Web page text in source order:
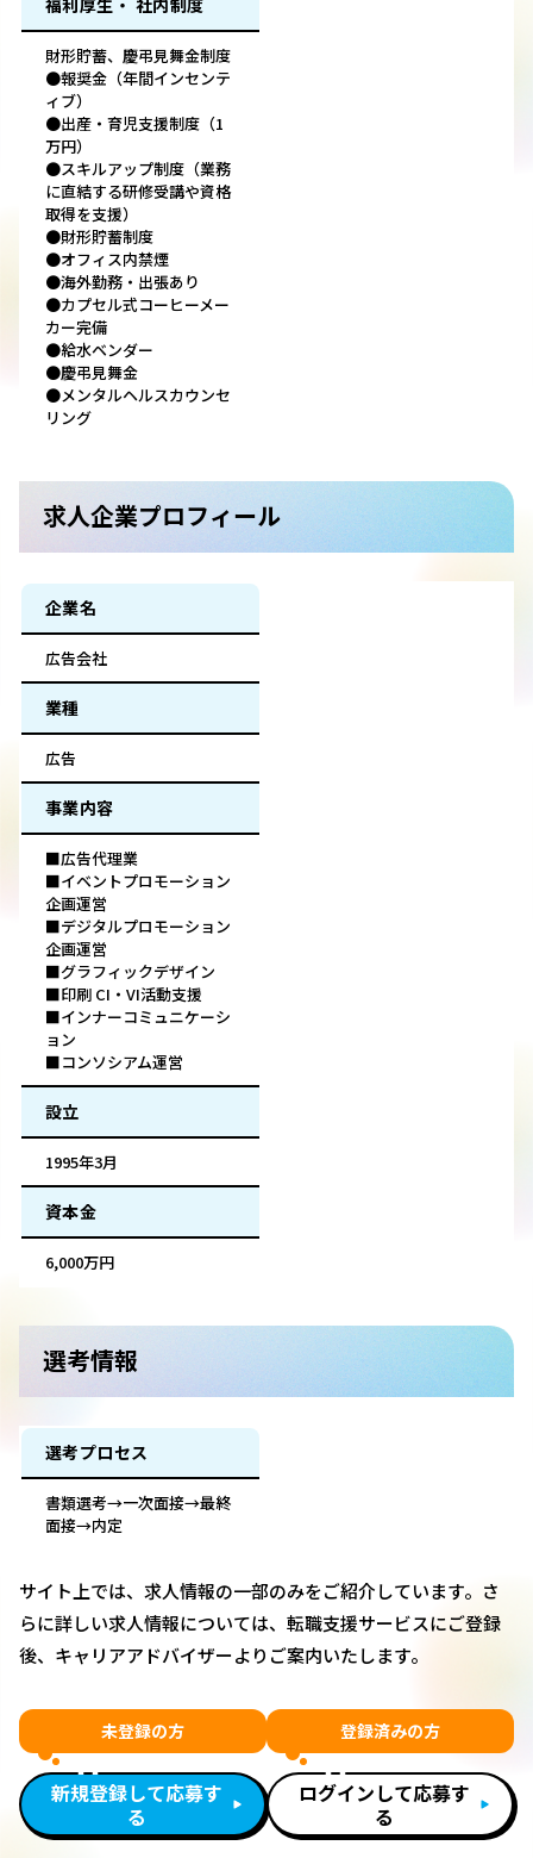
福利厚生・ 社内制度
財形貯蓄、慶弔見舞金制度
●報奨金（年間インセンテ
ィブ）
●出産・育児支援制度（1
万円）
●スキルアップ制度（業務
に直結する研修受講や資格
取得を支援）
●財形貯蓄制度
●オフィス内禁煙
●海外勤務・出張あり
●カプセル式コーヒーメー
カー完備
●給水ベンダー
●慶弔見舞金
●メンタルヘルスカウンセ
リング
求人企業プロフィール
企業名
広告会社
業種
広告
事業内容
■広告代理業
■イベントプロモーション
企画運営
■デジタルプロモーション
企画運営
■グラフィックデザイン
■印刷 CI・VI活動支援
■インナーコミュニケーシ
ョン
■コンソシアム運営
設立
1995年3月
資本金
6,000万円
選考情報
選考プロセス
書類選考→一次面接→最終
面接→内定
サイト上では、求人情報の一部のみをご紹介しています。さ
らに詳しい求人情報については、転職支援サービスにご登録
後、キャリアアドバイザーよりご案内いたします。
未登録の方
新規登録して応募す
る
登録済みの方
ログインして応募す
る